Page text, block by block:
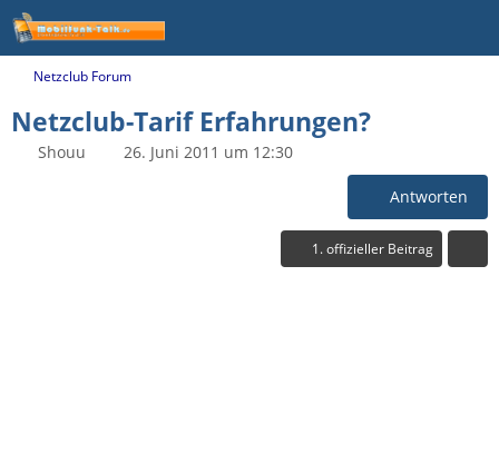
Netzclub Forum
Netzclub-Tarif Erfahrungen?
Shouu 26. Juni 2011 um 12:30
Antworten
1. offizieller Beitrag